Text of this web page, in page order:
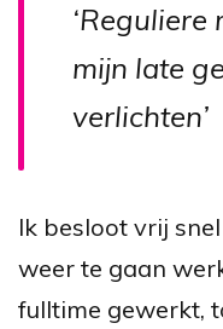
mijn late
verlichten’
Ik besloot vrij
weer te gaan
fulltime gewerkt,